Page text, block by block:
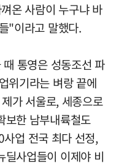
온 사람이 누구냐 바
"이라고 말했다.
통영은 성동조선 파
위기라는 벼랑 끝에
가 서울로, 세종으로
보한 남부내륙철도
업 전국 최다 선정,
딜사업들이 이제야 비